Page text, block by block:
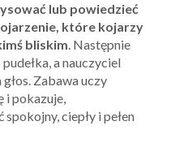
lub powiedzieć
które kojarzy
bliskim. Następnie
a nauczyciel
Zabawa uczy
i pokazuje,
ciepły i pełen